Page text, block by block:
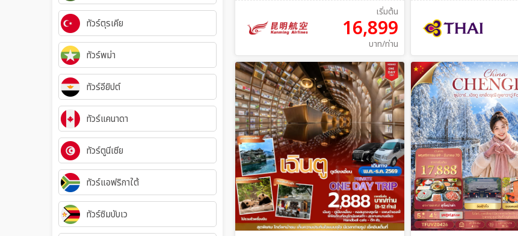
ทัวร์ตุรเคีย
ทัวร์พม่า
ทัวร์อียิปต์
ทัวร์แคนาดา
ทัวร์ตูนีเซีย
ทัวร์แอฟริกาใต้
ทัวร์ซิมบับเว
เริ่มต้น
16,899
บาท/ท่าน